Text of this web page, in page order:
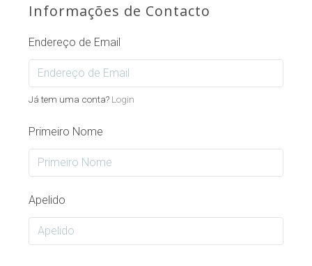
Informações de Contacto
Endereço de Email
Já tem uma conta? Login
Primeiro Nome
Apelido